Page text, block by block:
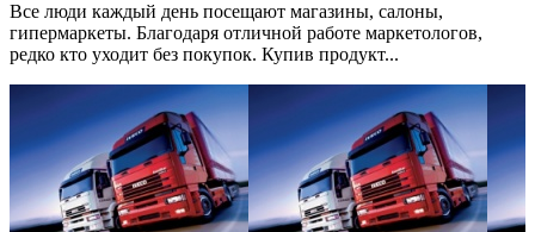
Все люди каждый день посещают магазины, салоны,
гипермаркеты. Благодаря отличной работе маркетологов,
редко кто уходит без покупок. Купив продукт...